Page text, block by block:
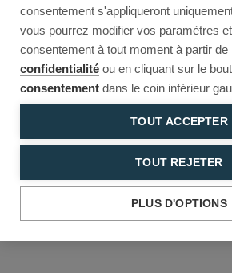
consentement s'appliqueront
vous pourrez modifier vos paramètres
consentement à tout moment à partir de
confidentialité ou en cliquant sur le
consentement dans le coin inférieur
TOUT ACCEPTER
TOUT REJETER
PLUS D'OPTIONS